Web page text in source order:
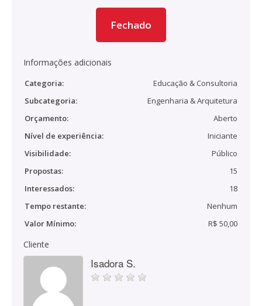
Fechado
Informações adicionais
Categoria:
Educação & Consultoria
Subcategoria:
Engenharia & Arquitetura
Orçamento:
Aberto
Nível de experiência:
Iniciante
Visibilidade:
Público
Propostas:
15
Interessados:
18
Tempo restante:
Nenhum
Valor Mínimo:
R$ 50,00
Cliente
Isadora S.